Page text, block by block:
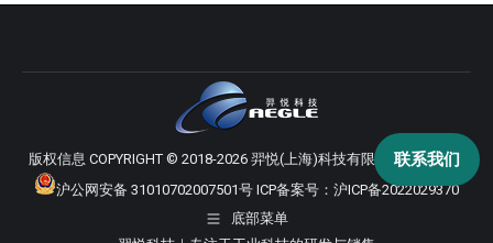
版权信息 COPYRIGHT © 2018-2026 羿悦(上海)科技有限公司 版权所有
沪公网安备 31010702007501号 ICP备案号： 沪ICP备2022029370
底部菜单
联系我们